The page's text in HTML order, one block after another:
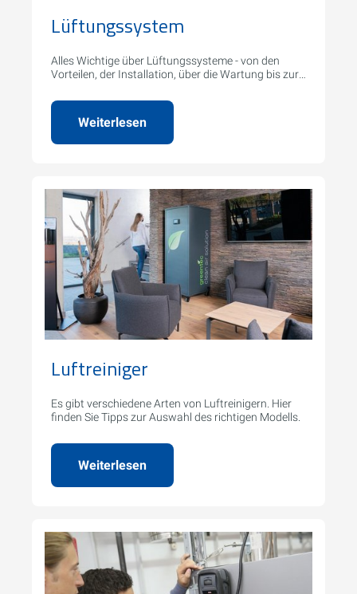
Lüftungssystem
Alles Wichtige über Lüftungssysteme - von den
Vorteilen, der Installation, über die Wartung bis zur
Weiterlesen
Luftreiniger
Es gibt verschiedene Arten von Luftreinigern. Hier
finden Sie Tipps zur Auswahl des richtigen Modells.
Weiterlesen